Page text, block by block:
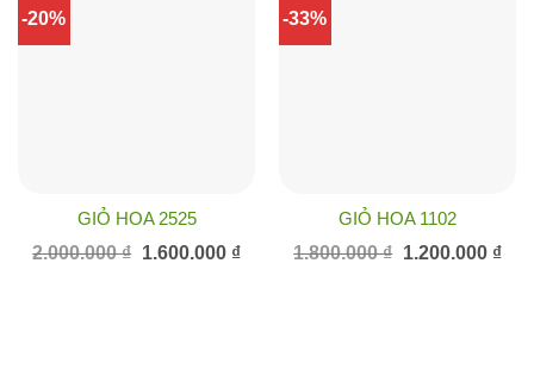
-20%
GIỎ HOA 2525
2.000.000₫
Giá
1.600.000 ₫Giá
-33%
GIỎ HOA 1102
1.800.000₫
Giá
1.200.000 ₫Giá